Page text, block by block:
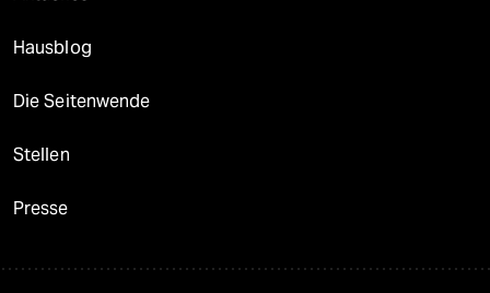
Hausblog
Die Seitenwende
Stellen
Presse